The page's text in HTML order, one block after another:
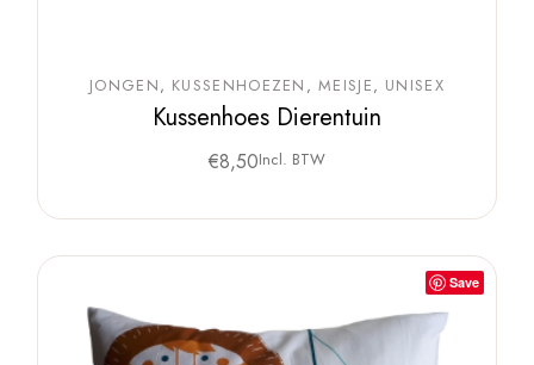
JONGEN KUSSENHOEZEN MEISJE UNISEX
Kussenhoes Dierentuin
€8,50Incl. BTW
Save